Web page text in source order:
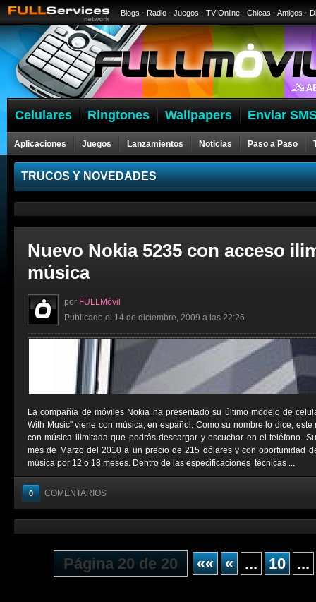
Blogs · Radio · Juegos · TV Online · Chicas · Amigos ·
Celulares Ringtones Wallpapers Enviar
Aplicaciones Juegos Lanzamientos Noticias Paso a Paso
Celulares
TRUCOS Y NOVEDADES
Nuevo Nokia 5235 con acceso
música
por FULLMóvil
Publicado el 14 de diciembre, 2009 a las 22:26
La compañía de móviles Nokia ha presentado su último modelo de
With Music" viene con música, en español. Como su nombre lo dice,
con música ilimitada que podrás descargar y escuchar en el teléfono.
mes de Marzo del 2010 a un precio de 215 dólares y con oportunidad
música por 12 o 18 meses. Dentro de las especificaciones técnicas ...
0 COMENTARIOS
Página 20 de 20 «« « ... 10 ...